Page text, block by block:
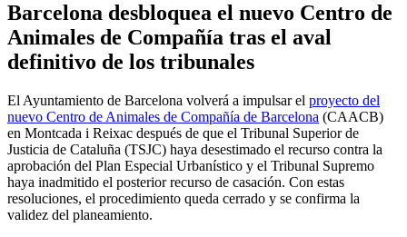
Barcelona desbloquea el nuevo Centro de
Animales de Compañía tras el aval
definitivo de los tribunales
El Ayuntamiento de Barcelona volverá a impulsar el proyecto del
nuevo Centro de Animales de Compañía de Barcelona (CAACB)
en Montcada i Reixac después de que el Tribunal Superior de
Justicia de Cataluña (TSJC) haya desestimado el recurso contra la
aprobación del Plan Especial Urbanístico y el Tribunal Supremo
haya inadmitido el posterior recurso de casación. Con estas
resoluciones, el procedimiento queda cerrado y se confirma la
validez del planeamiento.